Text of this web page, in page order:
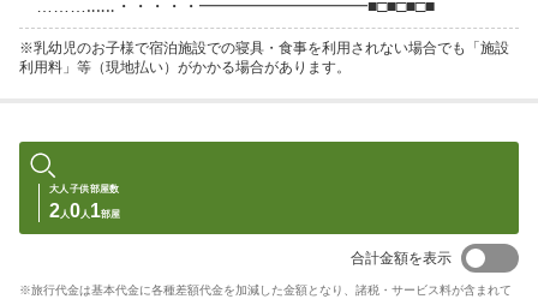
………‥‥‥・・・・・━━━━━━━━━━■□■□■□■
※乳幼児のお子様で宿泊施設での寝具・食事を利用されない場合でも「施設
利用料」等（現地払い）がかかる場合があります。
大人
2人
子供
0人
部屋数
1部屋
合計金額を表示
※旅行代金は基本代金に各種差額代金を加減した金額となり、諸税・サービス料が含まれて